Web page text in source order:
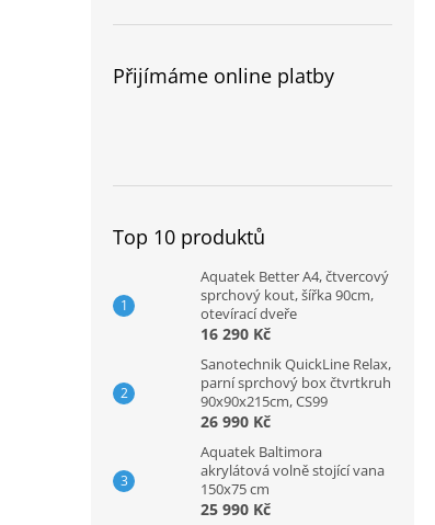
Přijímáme online platby
Top 10 produktů
Aquatek Better A4, čtvercový
sprchový kout, šířka 90cm,
otevírací dveře
16 290 Kč
Sanotechnik QuickLine Relax,
parní sprchový box čtvrtkruh
90x90x215cm, CS99
26 990 Kč
Aquatek Baltimora
akrylátová volně stojící vana
150x75 cm
25 990 Kč